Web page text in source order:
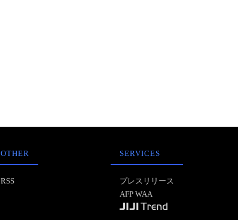
OTHER
RSS
SERVICES
プレスリリース
AFP WAA